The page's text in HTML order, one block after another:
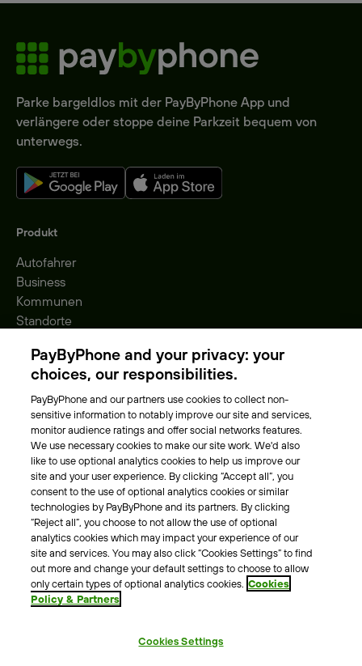
Parke bargeldlos mit der PayByPhone App und
verlängere oder stoppe deine Parkzeit bequem von
unterwegs.
Produkt
Autofahrer
Business
Kommunen
Standorte
Park-Vignette
Über Uns
Unser Team
Karriere
Presse
Blog
Kontakt & Hilfe
Kontakt
Support
Pressekontakt
PayByPhone and your privacy: your
choices, our responsibilities.
PayByPhone and our partners use cookies to collect non-
sensitive information to notably improve our site and services,
monitor audience ratings and offer social networks features.
We use necessary cookies to make our site work. We'd also
like to use optional analytics cookies to help us improve our
site and your user experience. By clicking “Accept all”, you
consent to the use of optional analytics cookies or similar
technologies by PayByPhone and its partners. By clicking
“Reject all”, you choose to not allow the use of optional
analytics cookies which may impact your experience of our
site and services. You may also click “Cookies Settings” to find
out more and change your default settings to choose to allow
only certain types of optional analytics cookies. Cookies
Policy & Partners
Cookies Settings